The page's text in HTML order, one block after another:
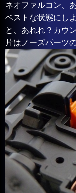
ネオファルコン、
ベストな状態にし
と、あれれ？カウ
片はノーズパーツ